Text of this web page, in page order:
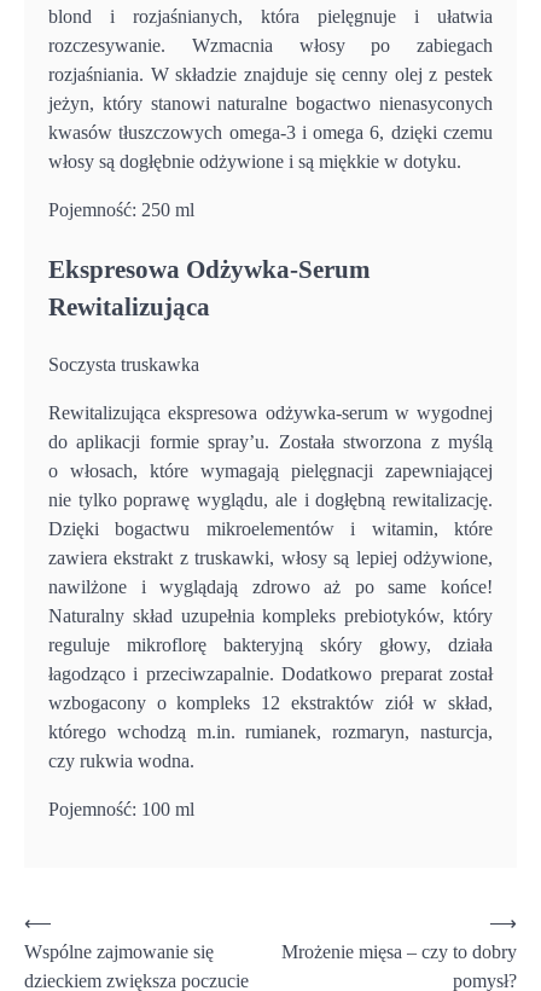
blond i rozjaśnianych, która pielęgnuje i ułatwia
rozczesywanie. Wzmacnia włosy po zabiegach
rozjaśniania. W składzie znajduje się cenny olej z pestek
jeżyn, który stanowi naturalne bogactwo nienasyconych
kwasów tłuszczowych omega-3 i omega 6, dzięki czemu
włosy są dogłębnie odżywione i są miękkie w dotyku.
Pojemność: 250 ml
Ekspresowa Odżywka-Serum
Rewitalizująca
Soczysta truskawka
Rewitalizująca ekspresowa odżywka-serum w wygodnej
do aplikacji formie spray’u. Została stworzona z myślą
o włosach, które wymagają pielęgnacji zapewniającej
nie tylko poprawę wyglądu, ale i dogłębną rewitalizację.
Dzięki bogactwu mikroelementów i witamin, które
zawiera ekstrakt z truskawki, włosy są lepiej odżywione,
nawilżone i wyglądają zdrowo aż po same końce!
Naturalny skład uzupełnia kompleks prebiotyków, który
reguluje mikroflorę bakteryjną skóry głowy, działa
łagodząco i przeciwzapalnie. Dodatkowo preparat został
wzbogacony o kompleks 12 ekstraktów ziół w skład,
którego wchodzą m.in. rumianek, rozmaryn, nasturcja,
czy rukwia wodna.
Pojemność: 100 ml
Nawigacja
wpisu
⟵
Wspólne zajmowanie się
dzieckiem zwiększa poczucie
Mrożenie mięsa – czy to dobry
pomysł?
⟶